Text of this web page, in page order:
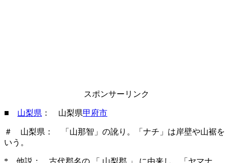
スポンサーリンク
■ 山梨県 ： 山梨県甲府市
＃ 山梨県： 「山那智」の訛り。「ナチ」は岸壁や山裾を
いう。
* 他説： 古代郡名の 「 山梨郡 」 に由来し、「ヤマナ